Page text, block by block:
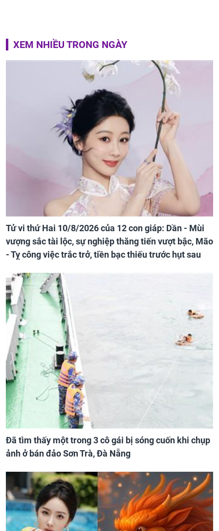
XEM NHIỀU TRONG NGÀY
Tử vi thứ Hai 10/8/2026 của 12 con giáp: Dần - Mùi
vượng sắc tài lộc, sự nghiệp thăng tiến vượt bậc, Mão
- Tỵ công việc trắc trở, tiền bạc thiếu trước hụt sau
Đã tìm thấy một trong 3 cô gái bị sóng cuốn khi chụp
ảnh ở bán đảo Sơn Trà, Đà Nẵng